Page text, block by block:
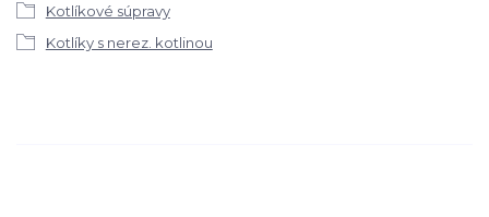
Kotlíkové súpravy
Kotlíky s nerez. kotlinou